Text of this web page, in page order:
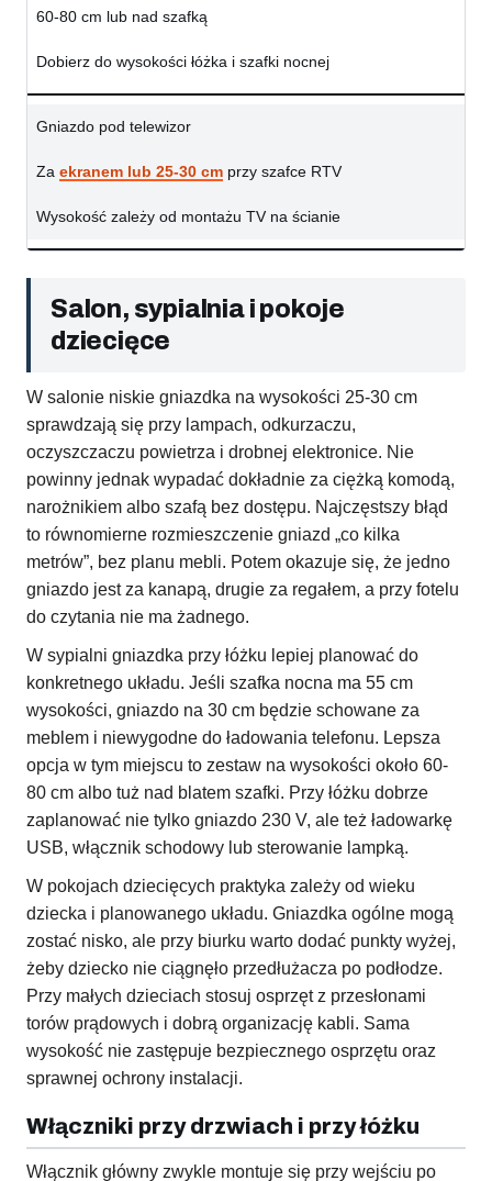
60-80 cm lub nad szafką
Dobierz do wysokości łóżka i szafki nocnej
Gniazdo pod telewizor
Za ekranem lub 25-30 cm przy szafce RTV
Wysokość zależy od montażu TV na ścianie
Salon, sypialnia i pokoje
dziecięce
W salonie niskie gniazdka na wysokości 25-30 cm
sprawdzają się przy lampach, odkurzaczu,
oczyszczaczu powietrza i drobnej elektronice. Nie
powinny jednak wypadać dokładnie za ciężką komodą,
narożnikiem albo szafą bez dostępu. Najczęstszy błąd
to równomierne rozmieszczenie gniazd „co kilka
metrów”, bez planu mebli. Potem okazuje się, że jedno
gniazdo jest za kanapą, drugie za regałem, a przy fotelu
do czytania nie ma żadnego.
W sypialni gniazdka przy łóżku lepiej planować do
konkretnego układu. Jeśli szafka nocna ma 55 cm
wysokości, gniazdo na 30 cm będzie schowane za
meblem i niewygodne do ładowania telefonu. Lepsza
opcja w tym miejscu to zestaw na wysokości około 60-
80 cm albo tuż nad blatem szafki. Przy łóżku dobrze
zaplanować nie tylko gniazdo 230 V, ale też ładowarkę
USB, włącznik schodowy lub sterowanie lampką.
W pokojach dziecięcych praktyka zależy od wieku
dziecka i planowanego układu. Gniazdka ogólne mogą
zostać nisko, ale przy biurku warto dodać punkty wyżej,
żeby dziecko nie ciągnęło przedłużacza po podłodze.
Przy małych dzieciach stosuj osprzęt z przesłonami
torów prądowych i dobrą organizację kabli. Sama
wysokość nie zastępuje bezpiecznego osprzętu oraz
sprawnej ochrony instalacji.
Włączniki przy drzwiach i przy łóżku
Włącznik główny zwykle montuje się przy wejściu po